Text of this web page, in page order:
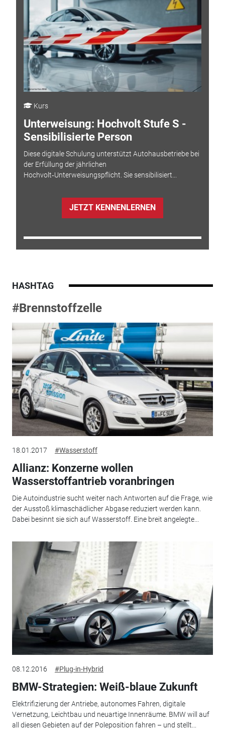
Kurs
Unterweisung: Hochvolt Stufe S -
Sensibilisierte Person
Diese digitale Schulung unterstützt Autohausbetriebe bei
der Erfüllung der jährlichen
Hochvolt‑Unterweisungspflicht. Sie sensibilisiert...
JETZT KENNENLERNEN
HASHTAG
#Brennstoffzelle
18.01.2017 #Wasserstoff
Allianz: Konzerne wollen
Wasserstoffantrieb voranbringen
Die Autoindustrie sucht weiter nach Antworten auf die Frage, wie
der Ausstoß klimaschädlicher Abgase reduziert werden kann.
Dabei besinnt sie sich auf Wasserstoff. Eine breit angelegte...
08.12.2016 #Plug-in-Hybrid
BMW-Strategien: Weiß-blaue Zukunft
Elektrifizierung der Antriebe, autonomes Fahren, digitale
Vernetzung, Leichtbau und neuartige Innenräume. BMW will auf
all diesen Gebieten auf der Poleposition fahren – und stellt...